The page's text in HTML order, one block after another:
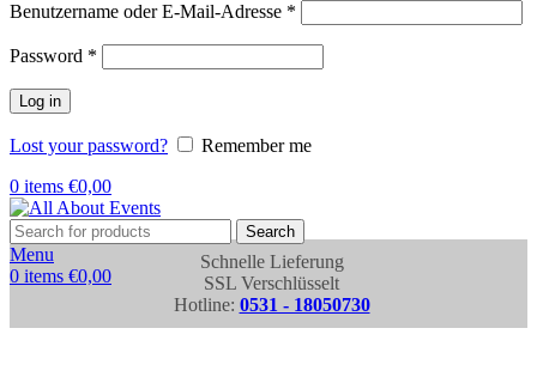
Benutzername oder E-Mail-Adresse *
Password *
Log in
Lost your password?
Remember me
0 items €0,00
Search
Menu
0 items €0,00
Schnelle Lieferung
SSL Verschlüsselt
Hotline: 0531 - 18050730